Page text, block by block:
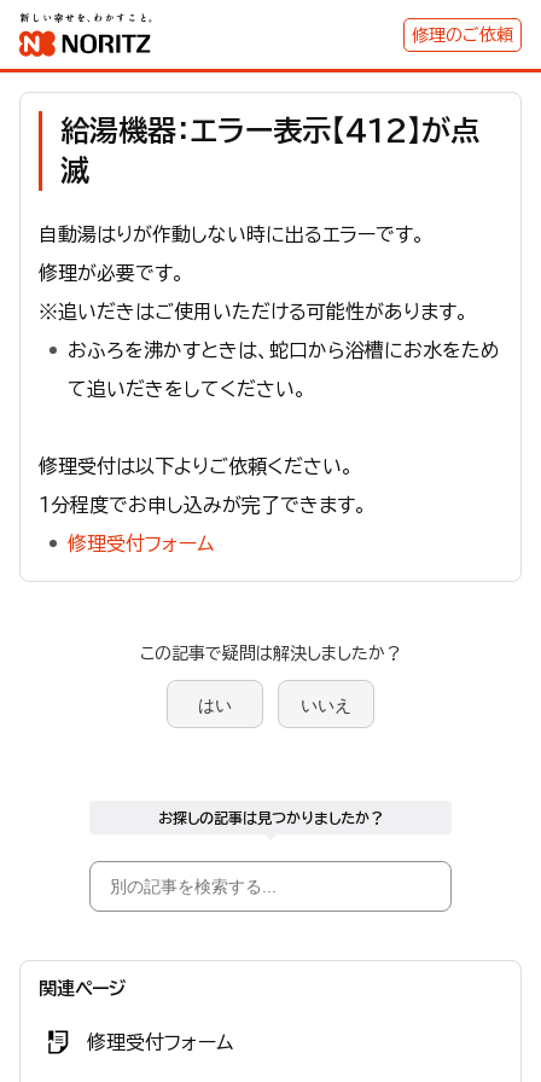
修理のご依頼
給湯機器：エラー表示【412】が点
滅
自動湯はりが作動しない時に出るエラーです。
修理が必要です。
※追いだきはご使用いただける可能性があります。
おふろを沸かすときは、蛇口から浴槽にお水をため
て追いだきをしてください。
修理受付は以下よりご依頼ください。
１分程度でお申し込みが完了できます。
修理受付フォーム
この記事で疑問は解決しましたか？
はい いいえ
お探しの記事は見つかりましたか？
関連ページ
修理受付フォーム